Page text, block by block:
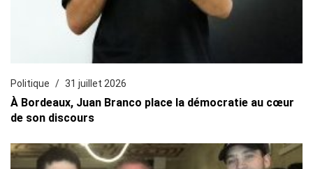
Politique 31 juillet 2026
À Bordeaux, Juan Branco place la démocratie au cœur
de son discours